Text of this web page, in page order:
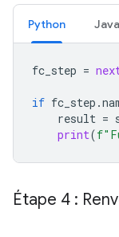
Python Java
fc_step =
if fc_step .
result =
print(f
Étape 4 :